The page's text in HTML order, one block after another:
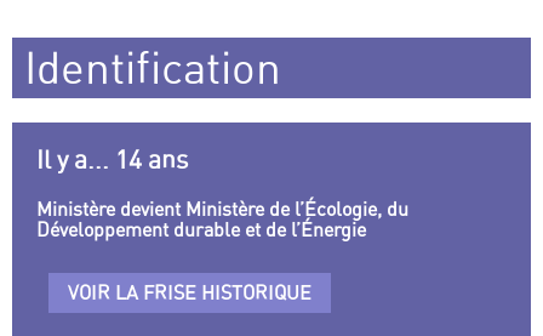
Identification
Il y a... 14 ans
Ministère devient Ministère de l’Écologie, du
Développement durable et de l’Énergie
VOIR LA FRISE HISTORIQUE